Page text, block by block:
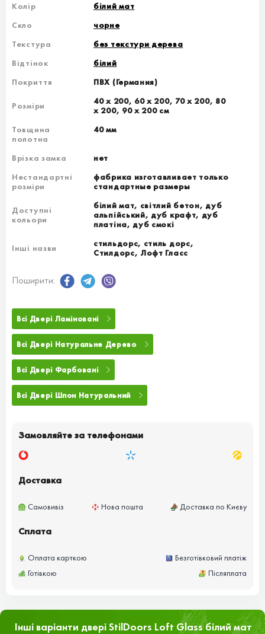
Колір
білий мат
Скло
чорне
Текстура
без текстури дерева
Відтінок
білий
Покриття
ПВХ (Германия)
Розміри
40 х 200, 60 х 200, 70 х 200, 80
х 200, 90 х 200 см
Товщина
полотна
40 мм
Врізка замка
нет
Нестандартні
розміри
фабрика изготавливает только
стандартные размеры
Доступні
кольори
білий мат, світлий бетон, дуб
альпійський, дуб крафт, дуб
платіна, дуб смокі
Інші назви
стильдорс, стиль дорс,
Стилдорс, Лофт Гласс
Поширити:
Всі Двері Ламіновані
Всі Двері Натуральне Дерево
Всі Двері Фарбовані
Всі Двері Шпон Натуральний
Замовляйте за телефонами
Доставка
Самовивіз Нова пошта Доставка по Києву
Сплата
Оплата карткою
Безготівковий платіж
Готівкою
Післяплата
Інші варіанти двері StilDoors Loft Glass білий мат